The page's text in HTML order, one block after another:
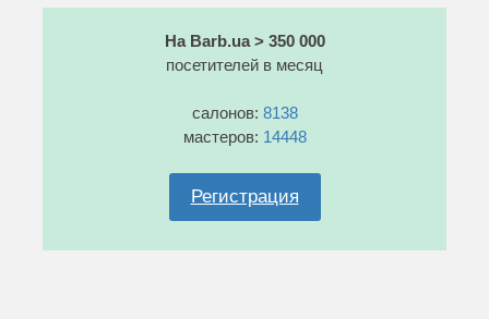
На Barb.ua > 350 000
посетителей в месяц
салонов: 8138
мастеров: 14448
Регистрация